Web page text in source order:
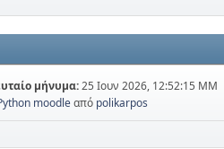
μήνυμα:25 Ιουν 2026, 12:52:15 ΜΜ
moodleαπό polikarpos